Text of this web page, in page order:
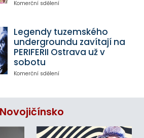
Komerční sdělení
Legendy tuzemského
undergroundu zavítají na
PERIFERII Ostrava už v
sobotu
Komerční sdělení